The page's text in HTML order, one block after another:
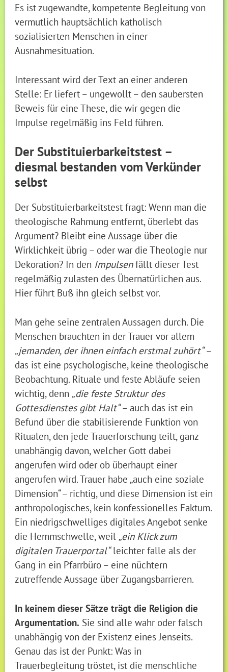
Es ist zugewandte, kompetente Begleitung von
vermutlich hauptsächlich katholisch
sozialisierten Menschen in einer
Ausnahmesituation.
Interessant wird der Text an einer anderen
Stelle: Er liefert – ungewollt – den saubersten
Beweis für eine These, die wir gegen die
Impulse regelmäßig ins Feld führen.
Der Substituierbarkeitstest –
diesmal bestanden vom Verkünder
selbst
Der Substituierbarkeitstest fragt: Wenn man die
theologische Rahmung entfernt, überlebt das
Argument? Bleibt eine Aussage über die
Wirklichkeit übrig – oder war die Theologie nur
Dekoration? In den Impulsenfällt dieser Test
regelmäßig zulasten des Übernatürlichen aus.
Hier führt Buß ihn gleich selbst vor.
Man gehe seine zentralen Aussagen durch. Die
Menschen brauchten in der Trauer vor allem
„jemanden, der ihnen einfach erstmal zuhört“–
das ist eine psychologische, keine theologische
Beobachtung. Rituale und feste Abläufe seien
wichtig, denn „die feste Struktur des
Gottesdienstes gibt Halt“– auch das ist ein
Befund über die stabilisierende Funktion von
Ritualen, den jede Trauerforschung teilt, ganz
unabhängig davon, welcher Gott dabei
angerufen wird oder ob überhaupt einer
angerufen wird. Trauer habe „auch eine soziale
Dimension“ – richtig, und diese Dimension ist ein
anthropologisches, kein konfessionelles Faktum.
Ein niedrigschwelliges digitales Angebot senke
die Hemmschwelle, weil „ein Klick zum
digitalen Trauerportal“leichter falle als der
Gang in ein Pfarrbüro – eine nüchtern
zutreffende Aussage über Zugangsbarrieren.
In keinem dieser Sätze trägt die Religion die
Argumentation. Sie sind alle wahr oder falsch
unabhängig von der Existenz eines Jenseits.
Genau das ist der Punkt: Was in
Trauerbegleitung tröstet, ist die menschliche